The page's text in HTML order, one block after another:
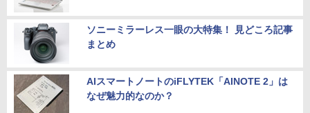
ソニーミラーレス一眼の大特集！ 見どころ記事
まとめ
AIスマートノートのiFLYTEK「AINOTE 2」は
なぜ魅力的なのか？